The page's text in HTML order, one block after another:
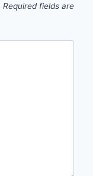
Required fields are